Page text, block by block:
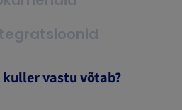
vastu võtab?